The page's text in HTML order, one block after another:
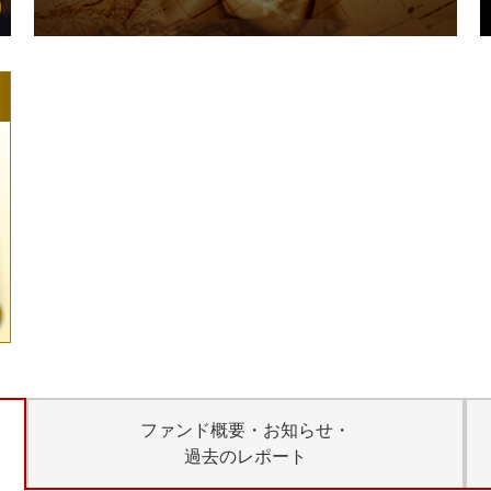
ファンド概要・お知らせ・
過去のレポート